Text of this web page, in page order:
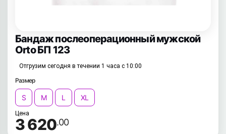
Бандаж послеоперационный мужской
Orto БП 123
Отгрузим сегодня в течении 1 часа с 10:00
Размер
S M L XL
Цена
3 620.00